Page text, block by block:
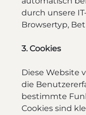
durch unsere
Browsertyp,
3. Cookies
Diese Website
die
bestimmte
Cookies sind